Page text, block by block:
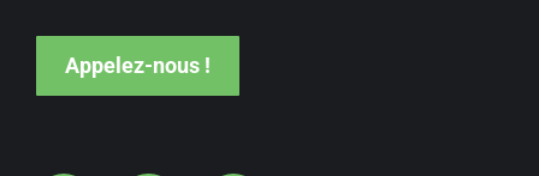
Appelez-nous !